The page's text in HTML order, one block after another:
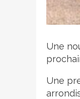
Crédit
Une
Une